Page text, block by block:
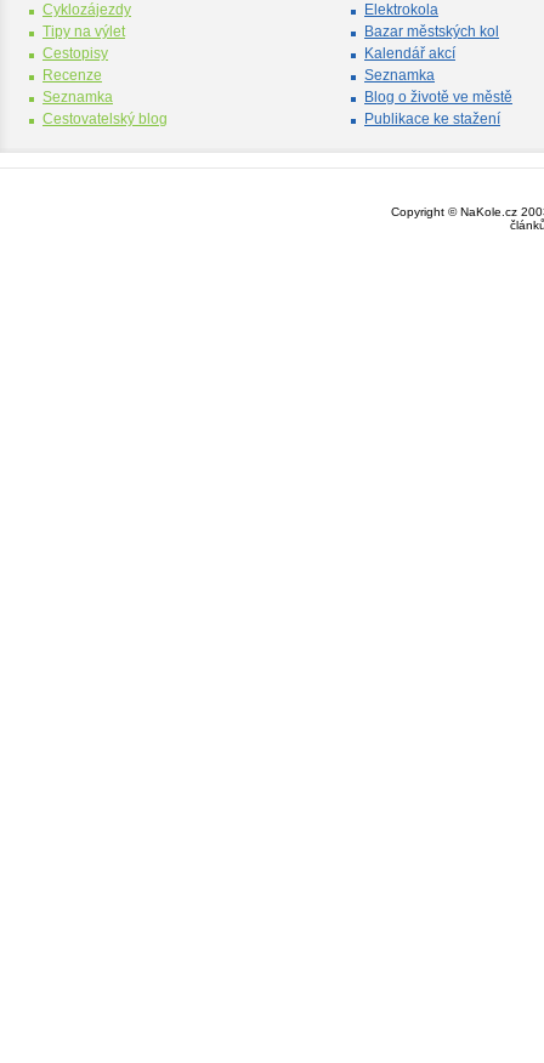
Cyklozájezdy
Tipy na výlet
Cestopisy
Recenze
Seznamka
Cestovatelský blog
Elektrokola
Bazar městských kol
Kalendář akcí
Seznamka
Blog o životě ve městě
Publikace ke stažení
Copyright © NaKole.cz